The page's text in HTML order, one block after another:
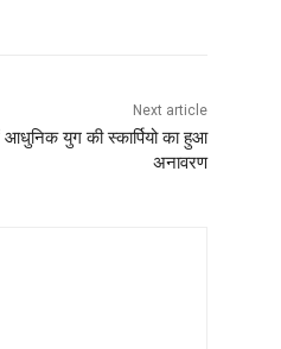
Next article
आधुनिक युग की स्कार्पियो का हुआ
अनावरण